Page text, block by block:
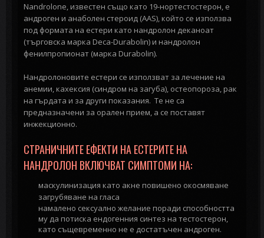
Nandrolone, известен също като 19-нортестостерон, е
андроген и анаболен стероид (AAS), който се използва
под формата на естери като нандролон деканоат
(търговска марка Deca-Durabolin) и нандролон
фенилпропионат (марка Durabolin).
Нандролоновите естери се използват за лечение на
анемии, кахексия (синдром на загуба), остеопороза, рак
на гърдата и за други показания. Те не са
предназначени за орален прием, а се поставят
инжекционно.
СТРАНИЧНИТЕ ЕФЕКТИ НА ЕСТЕРИТЕ НА
НАНДРОЛОН ВКЛЮЧВАТ СИМПТОМИ НА:
маскулинизация като акне повишено окосмяване
загрубяване на гласа
намалено сексуално желание поради способността
му да потиска ендогенния синтез на тестостерон,
като същевременно не е достатъчен андроген.